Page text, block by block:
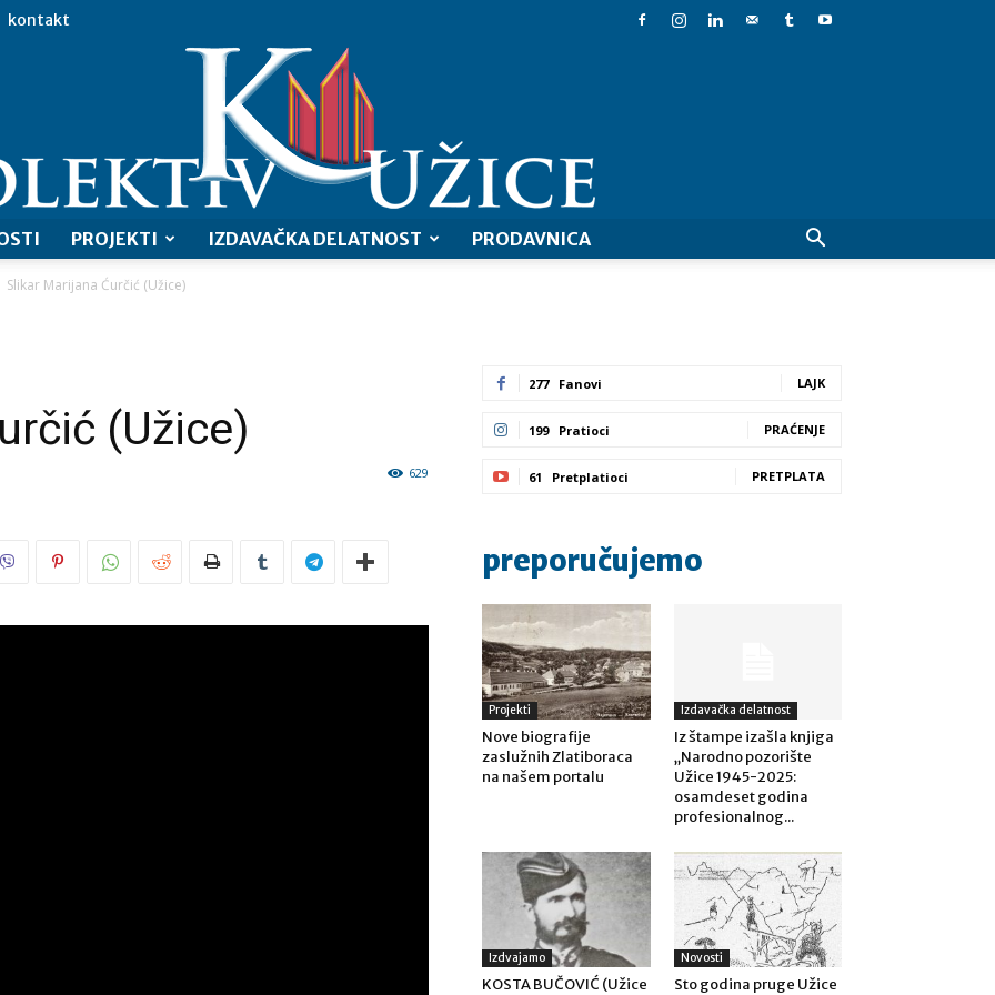
kontakt
PROJEKTI IZDAVAČKA DELATNOST PRODAVNICA
Slikar Marijana Ćurčić (Užice)
(Užice)
629
277 Fanovi LAJK
199 Pratioci PRAĆENJE
61 Pretplatioci PRETPLATA
preporučujemo
Projekti
Nove biografije
zaslužnih Zlatiboraca
na našem portalu
Izdavačka delatnost
Iz štampe izašla knjiga
„Narodno pozorište
Užice 1945-2025:
osamdeset godina
profesionalnog...
Izdvajamo
KOSTA BUČOVIĆ (Užice
Novosti
Sto godina pruge Užice